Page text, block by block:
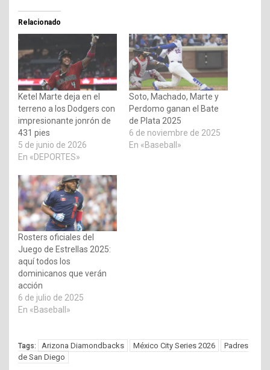
Relacionado
Ketel Marte deja en el
terreno a los Dodgers con
impresionante jonrón de
431 pies
5 de junio de 2026
En «DEPORTES»
Soto, Machado, Marte y
Perdomo ganan el Bate
de Plata 2025
6 de noviembre de 2025
En «Baseball»
Rosters oficiales del
Juego de Estrellas 2025:
aquí todos los
dominicanos que verán
acción
6 de julio de 2025
En «Baseball»
Tags: Arizona Diamondbacks México City Series 2026
Padres
de San Diego